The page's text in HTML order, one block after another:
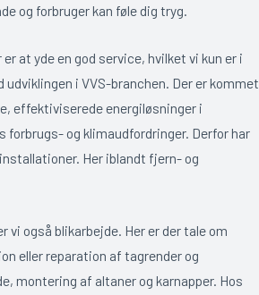
og forbruger kan føle dig tryg.
at yde en god service, hvilket vi kun er i
i VVS-branchen. Der er kommet
effektiviserede energiløsninger i
forbrugs- og klimaudfordringer. Derfor har
Her iblandt fjern- og
vi også blikarbejde. Her er der tale om
eller reparation af tagrender og
montering af altaner og karnapper. Hos